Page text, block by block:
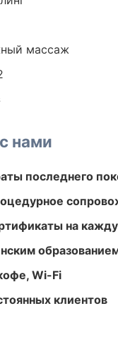
массаж
нами
последнего
на
Wi-Fi
клиентов